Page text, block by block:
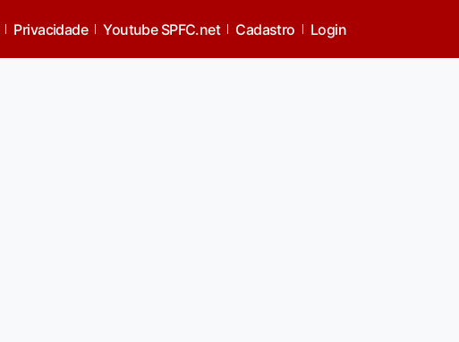
Privacidade Youtube SPFC.net Cadastro Login